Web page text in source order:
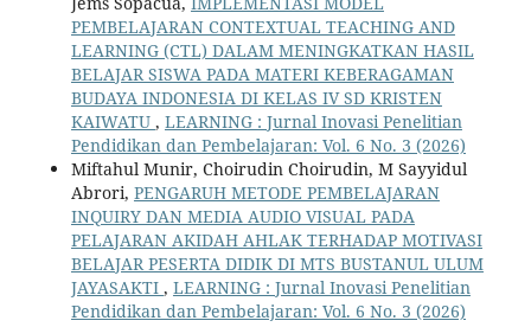
PEMBELAJARAN CONTEXTUAL TEACHING AND
LEARNING (CTL) DALAM MENINGKATKAN HASIL
BELAJAR SISWA PADA MATERI KEBERAGAMAN
BUDAYA INDONESIA DI KELAS IV SD KRISTEN
KAIWATU , LEARNING : Jurnal Inovasi Penelitian
Pendidikan dan Pembelajaran: Vol. 6 No. 3 (2026)
Miftahul Munir, Choirudin Choirudin, M Sayyidul
Abrori, PENGARUH METODE PEMBELAJARAN
INQUIRY DAN MEDIA AUDIO VISUAL PADA
PELAJARAN AKIDAH AHLAK TERHADAP MOTIVASI
BELAJAR PESERTA DIDIK DI MTS BUSTANUL ULUM
JAYASAKTI , LEARNING : Jurnal Inovasi Penelitian
Pendidikan dan Pembelajaran: Vol. 6 No. 3 (2026)